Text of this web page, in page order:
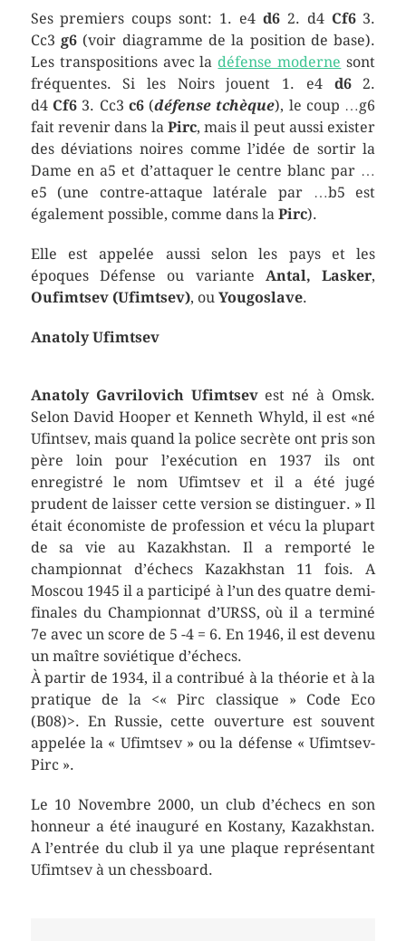
Ses premiers coups sont: 1. e4 d62. d4 Cf63.
Cc3 g6(voir diagramme de la position de base).
Les transpositions avec la défense moderne sont
fréquentes. Si les Noirs jouent 1. e4 d62.
d4 Cf63. Cc3 c6(défense tchèque), le coup …g6
fait revenir dans la Pirc, mais il peut aussi exister
des déviations noires comme l’idée de sortir la
Dame en a5 et d’attaquer le centre blanc par …
e5 (une contre-attaque latérale par …b5 est
également possible, comme dans la Pirc).
Elle est appelée aussi selon les pays et les
époques Défense ou varianteAntal, Lasker,
Oufimtsev (Ufimtsev), ou Yougoslave.
Anatoly Ufimtsev
Anatoly Gavrilovich Ufimtsevest né à Omsk.
Selon David Hooper et Kenneth Whyld, il est «né
Ufintsev, mais quand la police secrète ont pris son
père loin pour l’exécution en 1937 ils ont
enregistré le nom Ufimtsev et il a été jugé
prudent de laisser cette version se distinguer. » Il
était économiste de profession et vécu la plupart
de sa vie au Kazakhstan. Il a remporté le
championnat d’échecs Kazakhstan 11 fois. A
Moscou 1945 il a participé à l’un des quatre demi-
finales du Championnat d’URSS, où il a terminé
7e avec un score de 5 -4 = 6. En 1946, il est devenu
un maître soviétique d’échecs.
À partir de 1934, il a contribué à la théorie et à la
pratique de la <« Pirc classique » Code Eco
(B08)>. En Russie, cette ouverture est souvent
appelée la « Ufimtsev » ou la défense « Ufimtsev-
Pirc ».
Le 10 Novembre 2000, un club d’échecs en son
honneur a été inauguré en Kostany, Kazakhstan.
A l’entrée du club il ya une plaque représentant
Ufimtsev à un chessboard.